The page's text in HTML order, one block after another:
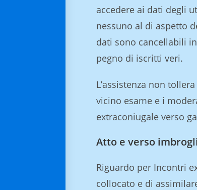
accedere ai dati degli
nessuno al di aspetto
dati sono cancellabili
pegno di iscritti veri.
L’assistenza non
vicino esame e i
extraconiugale verso
Atto e verso
Riguardo per Incontri
collocato e di